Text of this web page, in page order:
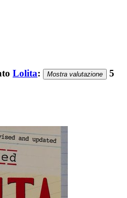
Lolita: Mostra valutazione
5